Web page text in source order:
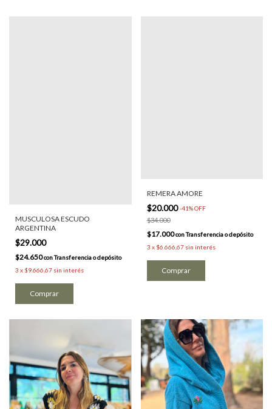
MUSCULOSA ESCUDO
ARGENTINA
$29.000
$24.650conTransferencia o depósito
3 x $9.666,67 sin interés
Comprar
REMERA AMORE
$20.000-41%OFF
$34.000
$17.000conTransferencia o depósito
3 x $6.666,67 sin interés